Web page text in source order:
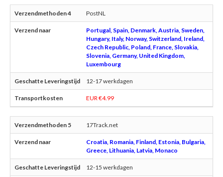
PostNL
Portugal, Spain, Denmark, Austria, Sweden,
Hungary, Italy, Norway, Switzerland, Ireland,
Czech Republic, Poland, France, Slovakia,
Slovenia, Germany, United Kingdom,
Luxembourg
12-17 werkdagen
EUR €4.99
17Track.net
Croatia, Romania, Finland, Estonia, Bulgaria,
Greece, Lithuania, Latvia, Monaco
12-15 werkdagen